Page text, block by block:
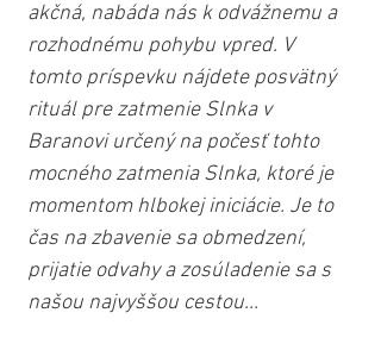
akčná, nabáda nás k odvážnemu a
rozhodnému pohybu vpred. V
tomto príspevku nájdete posvätný
rituál pre zatmenie Slnka v
Baranovi určený na počesť tohto
mocného zatmenia Slnka, ktoré je
momentom hlbokej iniciácie. Je to
čas na zbavenie sa obmedzení,
prijatie odvahy a zosúladenie sa s
našou najvyššou cestou...